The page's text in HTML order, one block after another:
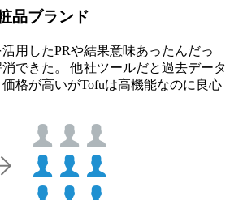
品ブランド
用したPRや結果意味あったんだっ
できた。 他社ツールだと過去データ
格が高いがTofuは高機能なのに良心